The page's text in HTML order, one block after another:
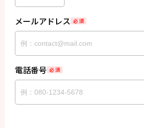
メールアドレス 必 須
電話番号 必 須